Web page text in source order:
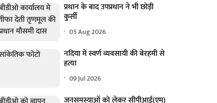
प्रधान के बाद उपप्रधान ने भी छोड़ी
कुर्सी
05 Aug 2026
नदिया में स्वर्ण व्यवसायी की बेरहमी से
हत्या
09 Jul 2026